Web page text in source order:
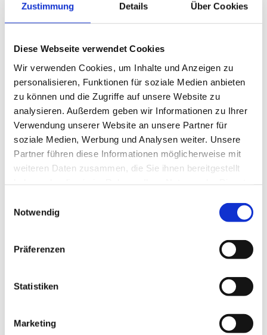
Zustimmung Details Über Cookies
Diese Webseite verwendet Cookies
Wir verwenden Cookies, um Inhalte und Anzeigen zu
personalisieren, Funktionen für soziale Medien anbieten
zu können und die Zugriffe auf unsere Website zu
analysieren. Außerdem geben wir Informationen zu Ihrer
Verwendung unserer Website an unsere Partner für
soziale Medien, Werbung und Analysen weiter. Unsere
Partner führen diese Informationen möglicherweise mit
weiteren Daten zusammen, die Sie ihnen bereitgestellt
Notwendig
Präferenzen
Statistiken
Marketing
Juli 2018 - Zander 96cm aus der
Welcher Fisch beißt zu
welcher Zeit?
Frühjahr
vereinzelt auch der Aal